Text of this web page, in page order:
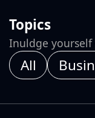
Topics
Inuldge
All